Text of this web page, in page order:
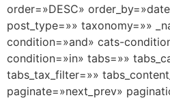
order=»DESC»
post_type=»» taxonomy=»»
condition=»and» cats-
condition=»in» tabs=»»
tabs_tax_filter=»»
paginate=»next_prev»